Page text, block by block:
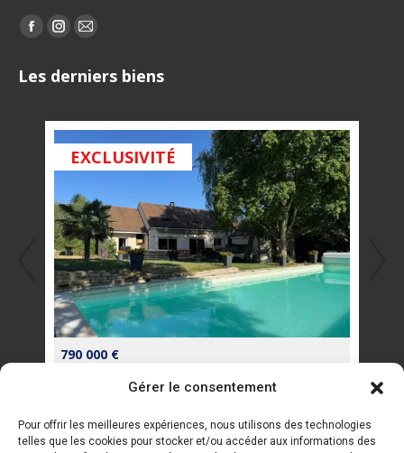
Gérer le consentement
Pour offrir les meilleures expériences, nous utilisons des technologies
telles que les cookies pour stocker et/ou accéder aux informations des
Trouvez nous sur :
La
Facebook
dans
fenêtre
La
Instagram
dans
une
fenêtre
La
E-
s'ouvre
dans
nouvelle
fenêtre
Les derniers biens
EXCLUSIVITÉ
790 000 €
Liens rapides